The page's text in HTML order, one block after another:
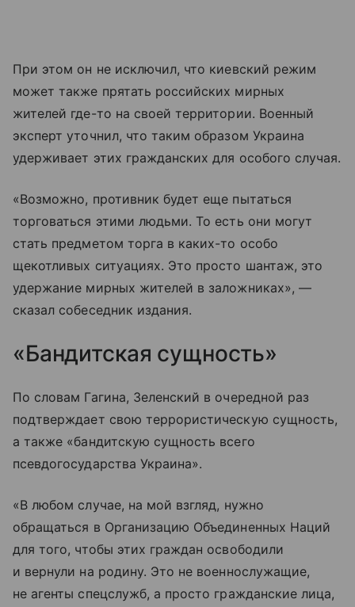
При этом он не исключил, что киевский режим
может также прятать российских мирных
жителей где-то на своей территории. Военный
эксперт уточнил, что таким образом Украина
удерживает этих гражданских для особого случая.
«Возможно, противник будет еще пытаться
торговаться этими людьми. То есть они могут
стать предметом торга в каких-то особо
щекотливых ситуациях. Это просто шантаж, это
удержание мирных жителей в заложниках», —
сказал собеседник издания.
«Бандитская сущность»
По словам Гагина, Зеленский в очередной раз
подтверждает свою террористическую сущность,
а также «бандитскую сущность всего
псевдогосударства Украина».
«В любом случае, на мой взгляд, нужно
обращаться в Организацию Объединенных Наций
для того, чтобы этих граждан освободили
и вернули на родину. Это не военнослужащие,
не агенты спецслужб, а просто гражданские лица,